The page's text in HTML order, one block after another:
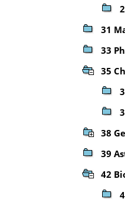
31
33
35
38
39
42